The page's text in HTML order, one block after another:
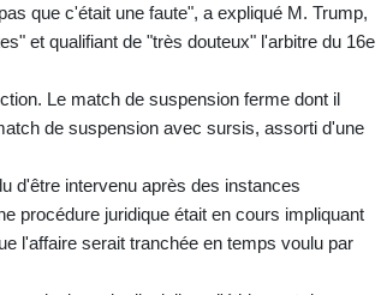
que c'était une faute", a expliqué M. Trump,
et qualifiant de "très douteux" l'arbitre du 16e
Le match de suspension ferme dont il
de suspension avec sursis, assorti d'une
d'être intervenu après des instances
procédure juridique était en cours impliquant
l'affaire serait tranchée en temps voulu par